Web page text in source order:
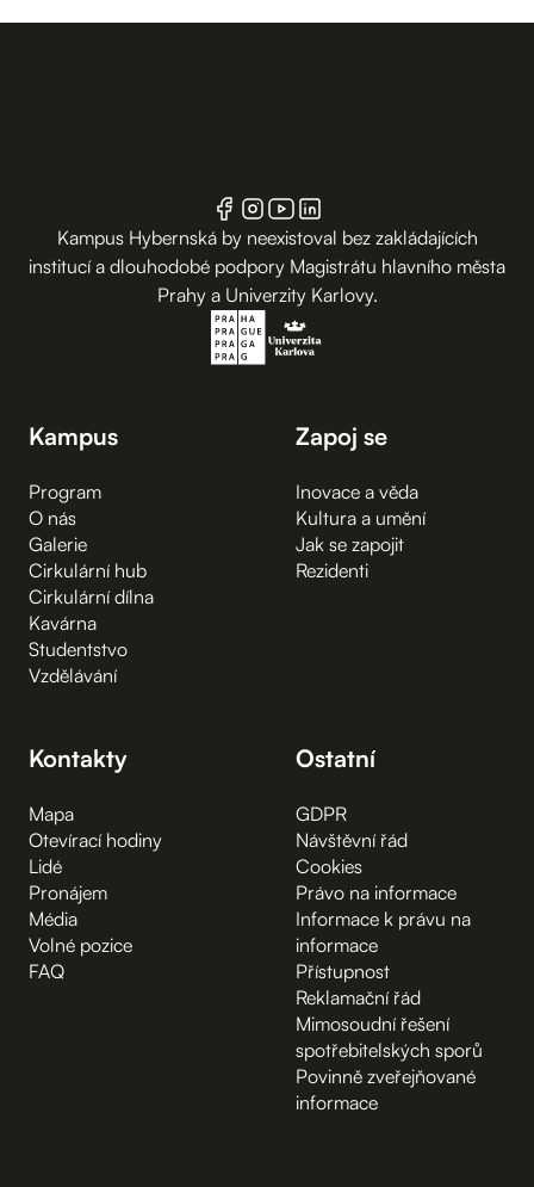
Kampus Hybernská by neexistoval bez zakládajících
institucí a dlouhodobé podpory Magistrátu hlavního města
Prahy a Univerzity Karlovy.
Kampus
Program
O nás
Galerie
Cirkulární hub
Cirkulární dílna
Kavárna
Studentstvo
Vzdělávání
Zapoj se
Inovace a věda
Kultura a umění
Jak se zapojit
Rezidenti
Kontakty
Mapa
Otevírací hodiny
Lidé
Pronájem
Média
Volné pozice
FAQ
Ostatní
GDPR
Návštěvní řád
Cookies
Právo na informace
Informace k právu na
informace
Přístupnost
Reklamační řád
Mimosoudní řešení
spotřebitelských sporů
Povinně zveřejňované
informace